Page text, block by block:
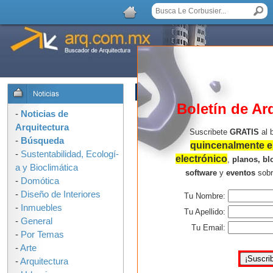
LISTA DE COMENTARIOS
Boletín de
Suscribete GRATIS al
quincenalmente
electrónico, planos,
softwarey eventos
Tu Nombre:
Tu Apellido:
Tu Email:
- Noticias de
Arquitectura
- Búsqueda
- Sustentabilidad, Ecologí­
a y Bioclimática
- Domótica
- Diseño de Interiores
- Inmuebles
- General
- Por Temas
-Arte
-Arquitectura